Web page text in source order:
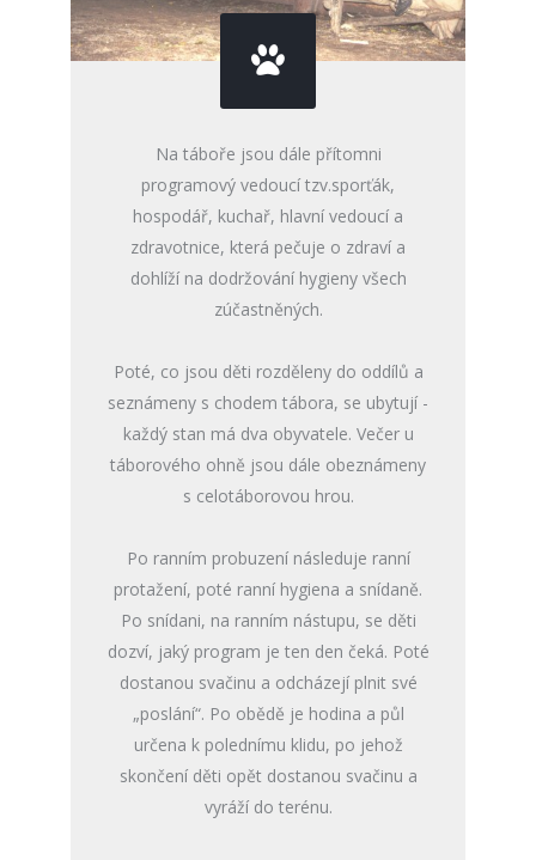
Na táboře jsou dále přítomni
programový vedoucí tzv.sporťák,
hospodář, kuchař, hlavní vedoucí a
zdravotnice, která pečuje o zdraví a
dohlíží na dodržování hygieny všech
zúčastněných.
Poté, co jsou děti rozděleny do oddílů a
seznámeny s chodem tábora, se ubytují -
každý stan má dva obyvatele. Večer u
táborového ohně jsou dále obeznámeny
s celotáborovou hrou.
Po ranním probuzení následuje ranní
protažení, poté ranní hygiena a snídaně.
Po snídani, na ranním nástupu, se děti
dozví, jaký program je ten den čeká. Poté
dostanou svačinu a odcházejí plnit své
„poslání“. Po obědě je hodina a půl
určena k polednímu klidu, po jehož
skončení děti opět dostanou svačinu a
vyráží do terénu.